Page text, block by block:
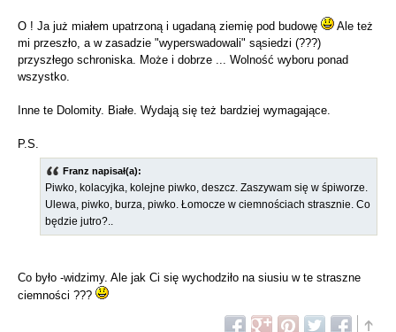
O ! Ja już miałem upatrzoną i ugadaną ziemię pod budowę
Ale też
mi przeszło, a w zasadzie "wyperswadowali" sąsiedzi (???)
przyszłego schroniska. Może i dobrze ... Wolność wyboru ponad
wszystko.
Inne te Dolomity. Białe. Wydają się też bardziej wymagające.
P.S.
Franz napisał(a):
Piwko, kolacyjka, kolejne piwko, deszcz. Zaszywam się w śpiworze.
Ulewa, piwko, burza, piwko. Łomocze w ciemnościach strasznie. Co
będzie jutro?..
Co było -widzimy. Ale jak Ci się wychodziło na siusiu w te straszne
ciemności ???